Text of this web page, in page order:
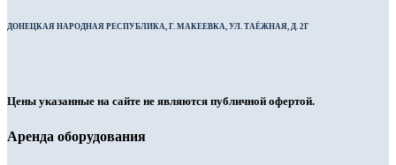
ДОНЕЦКАЯ НАРОДНАЯ РЕСПУБЛИКА, Г. МАКЕЕВКА, УЛ. ТАЁЖНАЯ, Д. 2Г
Цены указанные на сайте не являются публичной офертой.
Аренда оборудования